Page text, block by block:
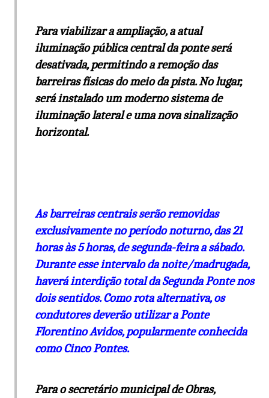
Para viabilizar a ampliação, a atual
iluminação pública central da ponte será
desativada, permitindo a remoção das
barreiras físicas do meio da pista. No lugar,
será instalado um moderno sistema de
iluminação lateral e uma nova sinalização
horizontal.
As barreiras centrais serão removidas
exclusivamente no período noturno, das 21
horas às 5 horas, de segunda-feira a sábado.
Durante esse intervalo da noite/madrugada,
haverá interdição total da Segunda Ponte nos
dois sentidos. Como rota alternativa, os
condutores deverão utilizar a Ponte
Florentino Avidos, popularmente conhecida
como Cinco Pontes.
Para o secretário municipal de Obras,